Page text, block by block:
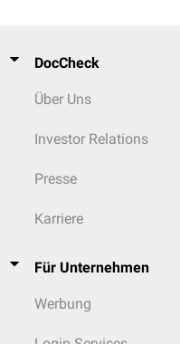
DocCheck
Über Uns
Investor Relations
Presse
Karriere
Für Unternehmen
Werbung